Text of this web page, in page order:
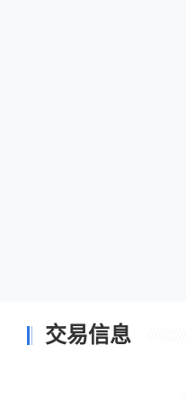
交易信息